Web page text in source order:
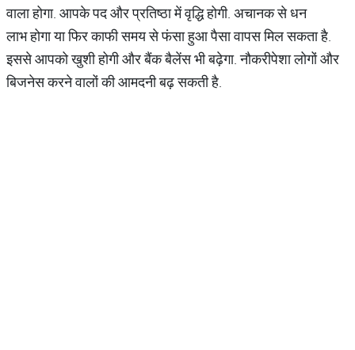
वाला होगा. आपके पद और प्रतिष्ठा में वृद्धि होगी. अचानक से धन
लाभ होगा या फिर काफी समय से फंसा हुआ पैसा वापस मिल सकता है.
इससे आपको खुशी होगी और बैंक बैलेंस भी बढ़ेगा. नौकरीपेशा लोगों और
बिजनेस करने वालों की आमदनी बढ़ सकती है.